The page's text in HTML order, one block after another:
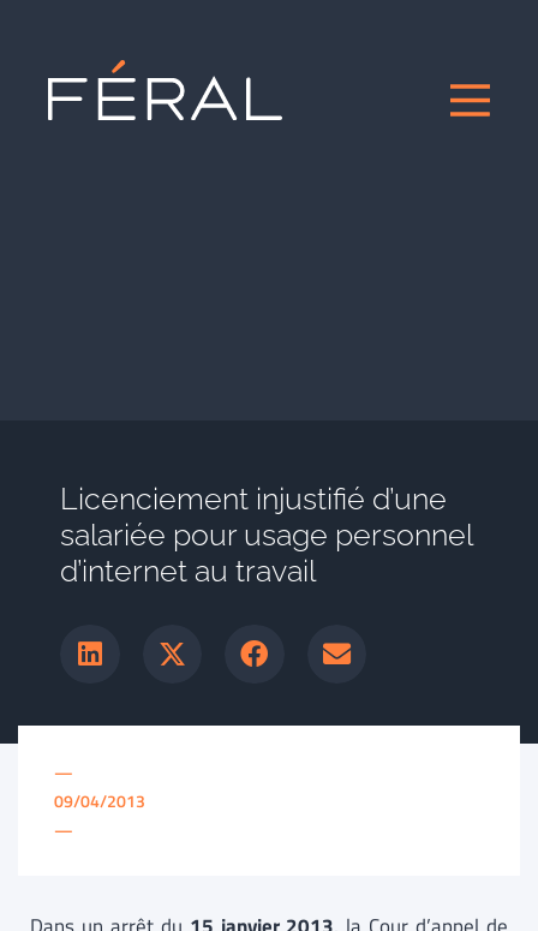
Licenciement injustifié d’une
salariée pour usage personnel
d’internet au travail
—
09/04/2013
—